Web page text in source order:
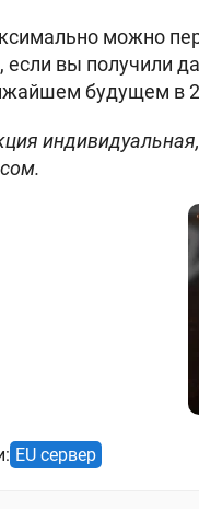
можно
если вы получили
будущем в
EU сервер